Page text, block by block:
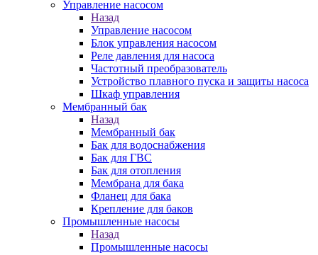
Управление насосом
Назад
Управление насосом
Блок управления насосом
Реле давления для насоса
Частотный преобразователь
Устройство плавного пуска и защиты насоса
Шкаф управления
Мембранный бак
Назад
Мембранный бак
Бак для водоснабжения
Бак для ГВС
Бак для отопления
Мембрана для бака
Фланец для бака
Крепление для баков
Промышленные насосы
Назад
Промышленные насосы